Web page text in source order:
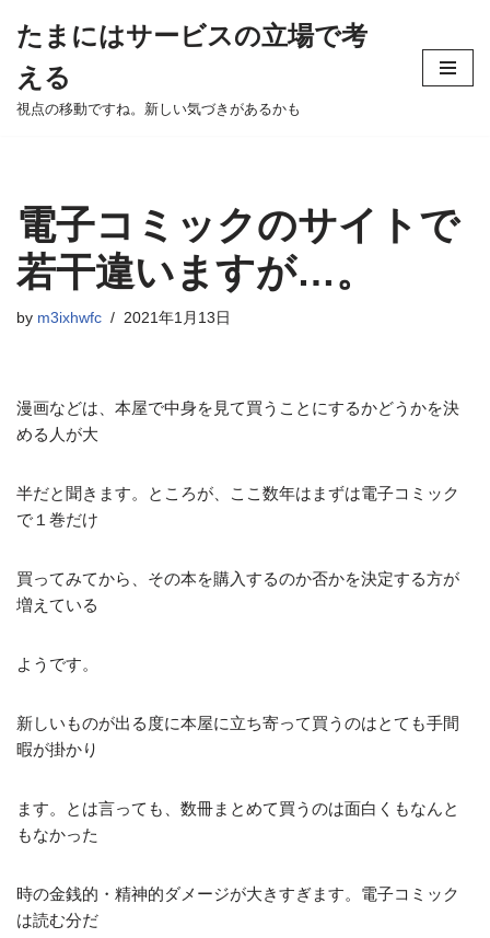
to
content
たまにはサービスの立場で考
える
視点の移動ですね。新しい気づきがあるかも
電子コミックのサイトで
若干違いますが…。
by m3ixhwfc 2021年1月13日
漫画などは、本屋で中身を見て買うことにするかどうかを決
める人が大
半だと聞きます。ところが、ここ数年はまずは電子コミック
で１巻だけ
買ってみてから、その本を購入するのか否かを決定する方が
増えている
ようです。
新しいものが出る度に本屋に立ち寄って買うのはとても手間
暇が掛かり
ます。とは言っても、数冊まとめて買うのは面白くもなんと
もなかった
時の金銭的・精神的ダメージが大きすぎます。電子コミック
は読む分だ